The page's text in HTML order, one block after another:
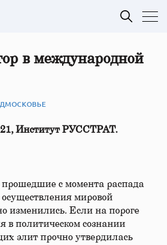
в международной
Институт РУССТРАТ.
прошедшие с момента распада
мировой
изменились. Если на пороге
в политическом сознании
элит прочно утвердилась